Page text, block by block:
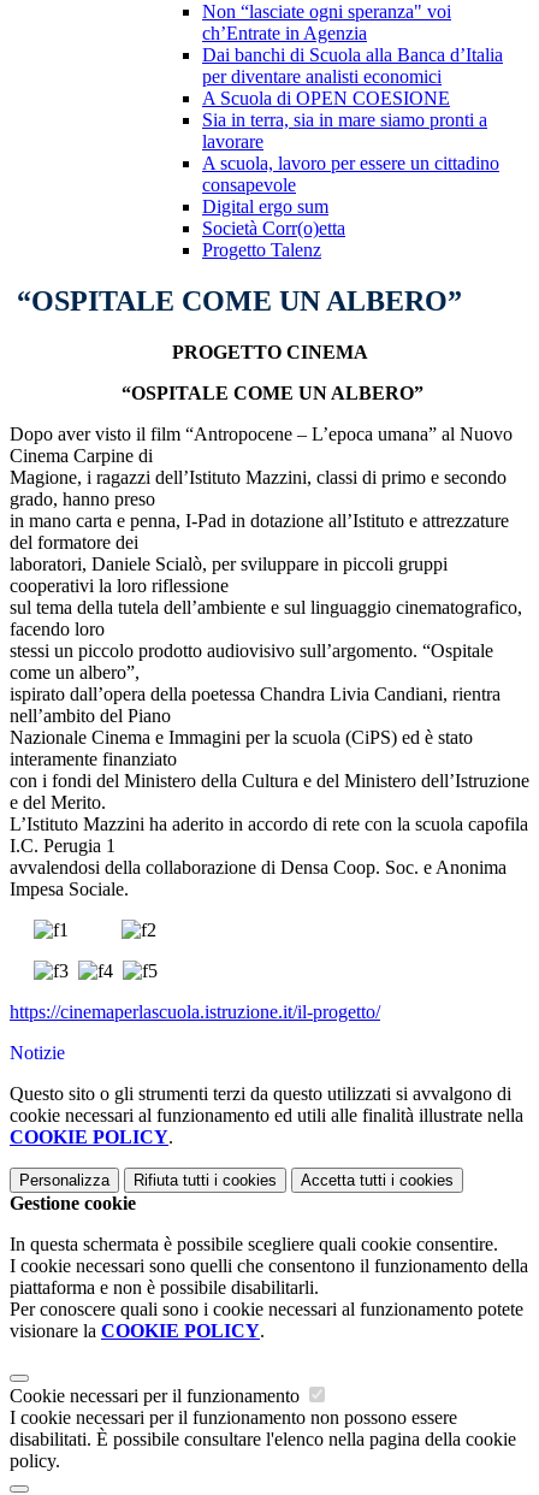
Non “lasciate ogni speranza" voi
ch’Entrate in Agenzia
Dai banchi di Scuola alla Banca d’Italia
per diventare analisti economici
A Scuola di OPEN COESIONE
Sia in terra, sia in mare siamo pronti a
lavorare
A scuola, lavoro per essere un cittadino
consapevole
Digital ergo sum
Società Corr(o)etta
Progetto Talenz
“OSPITALE COME UN ALBERO”
PROGETTO CINEMA
“OSPITALE COME UN ALBERO”
Dopo aver visto il film “Antropocene – L’epoca umana” al Nuovo
Cinema Carpine di
Magione, i ragazzi dell’Istituto Mazzini, classi di primo e secondo
grado, hanno preso
in mano carta e penna, I-Pad in dotazione all’Istituto e attrezzature
del formatore dei
laboratori, Daniele Scialò, per sviluppare in piccoli gruppi
cooperativi la loro riflessione
sul tema della tutela dell’ambiente e sul linguaggio cinematografico,
facendo loro
stessi un piccolo prodotto audiovisivo sull’argomento. “Ospitale
come un albero”,
ispirato dall’opera della poetessa Chandra Livia Candiani, rientra
nell’ambito del Piano
Nazionale Cinema e Immagini per la scuola (CiPS) ed è stato
interamente finanziato
con i fondi del Ministero della Cultura e del Ministero dell’Istruzione
e del Merito.
L’Istituto Mazzini ha aderito in accordo di rete con la scuola capofila
I.C. Perugia 1
avvalendosi della collaborazione di Densa Coop. Soc. e Anonima
Impesa Sociale.
https://cinemaperlascuola.istruzione.it/il-progetto/
Notizie
Questo sito o gli strumenti terzi da questo utilizzati si avvalgono di
cookie necessari al funzionamento ed utili alle finalità illustrate nella
COOKIE POLICY.
Personalizza Rifiuta tutti i cookies Accetta tutti i cookies
Gestione cookie
In questa schermata è possibile scegliere quali cookie consentire.
I cookie necessari sono quelli che consentono il funzionamento della
piattaforma e non è possibile disabilitarli.
Per conoscere quali sono i cookie necessari al funzionamento potete
visionare la COOKIE POLICY.
Cookie necessari per il funzionamento
I cookie necessari per il funzionamento non possono essere
disabilitati. È possibile consultare l'elenco nella pagina della cookie
policy.